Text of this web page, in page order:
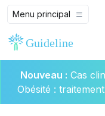
Menu principal
Nouveau : Cas
Obésité :